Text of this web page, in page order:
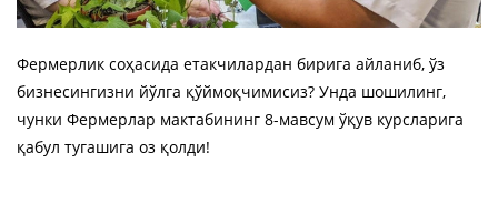
Фермерлик соҳасида етакчилардан бирига айланиб, ўз
бизнесингизни йўлга қўймоқчимисиз? Унда шошилинг,
чунки Фермерлар мактабининг 8-мавсум ўқув курсларига
қабул тугашига оз қолди!